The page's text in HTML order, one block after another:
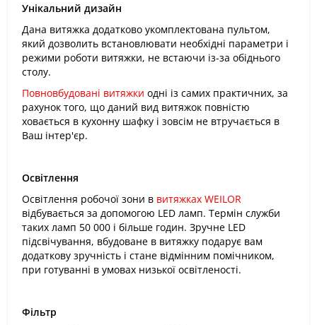
Унікальний дизайн
Дана витяжка додатково укомплектована пультом,
який дозволить встановлювати необхідні параметри і
режими роботи витяжки, не встаючи із-за обіднього
столу.
Повновбудовані витяжки одні із самих практичних, за
рахунок того, що даний вид витяжок повністю
ховається в кухонну шафку і зовсім не втручається в
Ваш інтер'єр.
Освітлення
Освітлення робочої зони в витяжках WEILOR
відбувається за допомогою LED ламп. Термін служби
таких ламп 50 000 і більше годин. Зручне LED
підсвічування, вбудоване в витяжку подарує вам
додаткову зручність і стане відмінним помічником,
при готуванні в умовах низької освітленості.
Фільтр